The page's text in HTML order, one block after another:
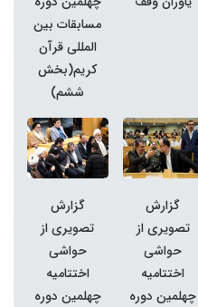
مسابقات بین
المللی قرآن
کریم(بخش
ششم)
گزارش
تصویری از
حواشی
اختتامیه
چهلمین دوره
گزارش
تصویری از
حواشی
اختتامیه
چهلمین دوره